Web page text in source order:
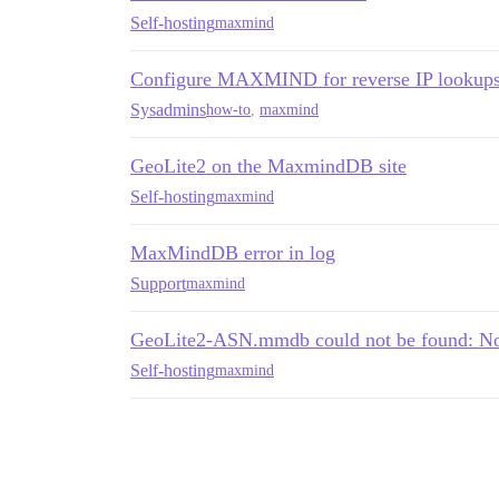
Self-hostingmaxmind
Configure MAXMIND for reverse IP
Sysadminshow-to, maxmind
GeoLite2 on the MaxmindDB site
Self-hostingmaxmind
MaxMindDB error in log
Supportmaxmind
GeoLite2-ASN.mmdb could not be found:
Self-hostingmaxmind